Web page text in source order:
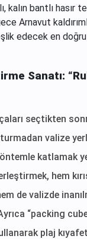
kalın bantlı hasır
Arnavut
edecek en
Sanatı:
seçtikten
valize
katlamak
hem
de valizde
“packing
plaj